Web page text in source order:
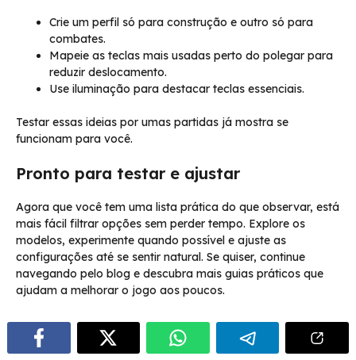
Crie um perfil só para construção e outro só para
combates.
Mapeie as teclas mais usadas perto do polegar para
reduzir deslocamento.
Use iluminação para destacar teclas essenciais.
Testar essas ideias por umas partidas já mostra se
funcionam para você.
Pronto para testar e ajustar
Agora que você tem uma lista prática do que observar, está
mais fácil filtrar opções sem perder tempo. Explore os
modelos, experimente quando possível e ajuste as
configurações até se sentir natural. Se quiser, continue
navegando pelo blog e descubra mais guias práticos que
ajudam a melhorar o jogo aos poucos.